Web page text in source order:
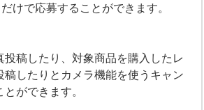
けで応募することができます。
稿したり、対象商品を購入したレ
稿したりとカメラ機能を使うキャン
ができます。